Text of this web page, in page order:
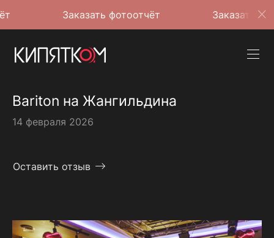
Заказать фотоотчёт Заказать фотоотчёт
Bariton на Жангильдина
14 февраля 2026
Оставить отзыв